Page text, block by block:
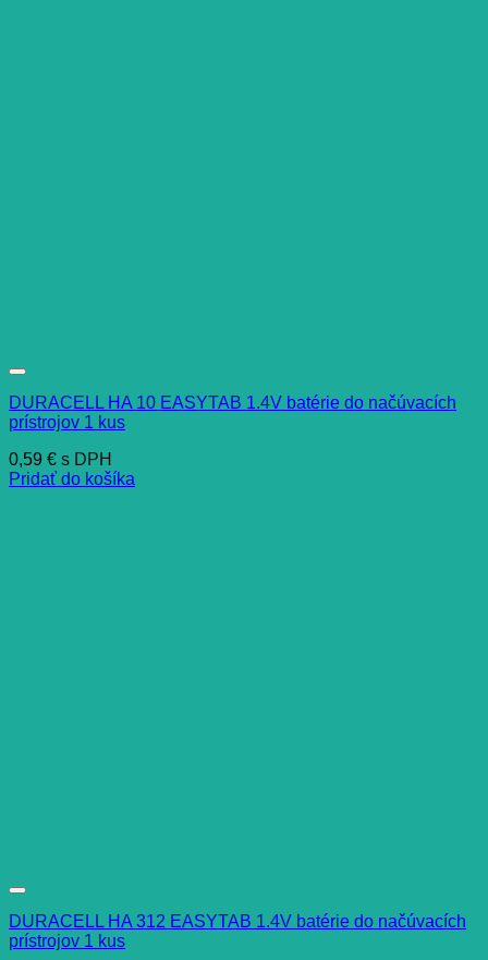
DURACELL HA 10 EASYTAB 1.4V batérie do načúvacích
prístrojov 1 kus
0,59 € s DPH
Pridať do košíka
DURACELL HA 312 EASYTAB 1.4V batérie do načúvacích
prístrojov 1 kus